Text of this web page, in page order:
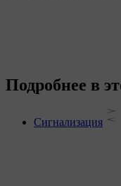
Подробнее в
Сигнализация